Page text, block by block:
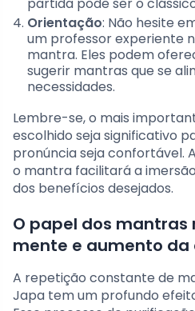
partida pode ser o clássico
Orientação: Não hesite
um professor experiente
mantra. Eles podem
sugerir mantras que se
necessidades.
Lembre-se, o mais
escolhido seja significativo
pronúncia seja confortável.
o mantra facilitará a
dos benefícios desejados.
O papel dos mantras
mente e aumento
A repetição constante de
Japa tem um profundo